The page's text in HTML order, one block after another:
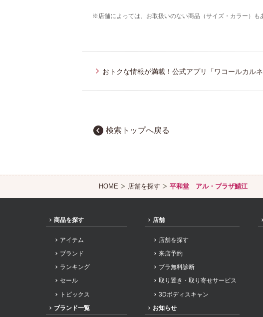
ニュース＆トピックス
企業情報
※店舗によっては、お取扱いのない商品（サイズ・カラー）も
おトクな情報が満載！公式アプリ「ワコールカルネ
検索トップへ戻る
HOME 店舗を探す 平和堂 アル・プラザ鯖江
商品を探す
アイテム
ブランド
ランキング
セール
トピックス
ブランド一覧
店舗
店舗を探す
来店予約
ブラ無料診断
取り置き・取り寄せサービス
3Dボディスキャン
お知らせ